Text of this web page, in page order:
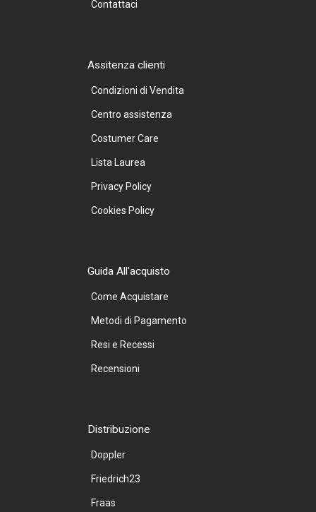
Contattaci
Assitenza clienti
Condizioni di Vendita
Centro assistenza
Costumer Care
Lista Laurea
Privacy Policy
Cookies Policy
Guida All'acquisto
Come Acquistare
Metodi di Pagamento
Resi e Recessi
Recensioni
Distribuzione
Doppler
Friedrich23
Fraas